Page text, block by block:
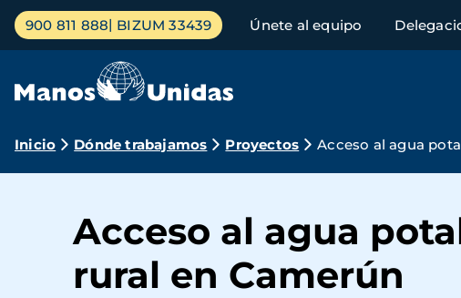
Pasar
contenido
Menú
principal
900 811 888 BIZUM 33439 Únete al equipo
Ruta
navegación
Inicio Dónde trabajamos Proyectos Acceso al agua
Acceso al agua
rural en Camerún